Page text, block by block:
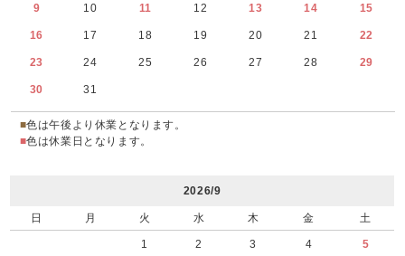
9 10 11 12 13 14 15
16 17 18 19 20 21 22
23 24 25 26 27 28 29
30 31
■色は午後より休業となります。
■色は休業日となります。
2026/9
日 月 火 水 木 金 土
1 2 3 4 5